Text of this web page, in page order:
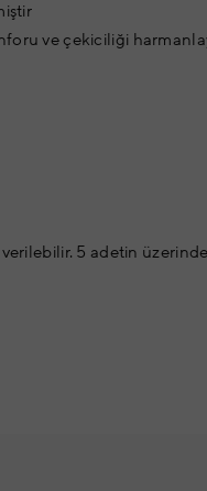
ve çekiciliği
5 adetin